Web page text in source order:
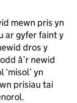
mewn pris yn
ar gyfer faint y
dros y
â’r newid
yn
prisiau tai